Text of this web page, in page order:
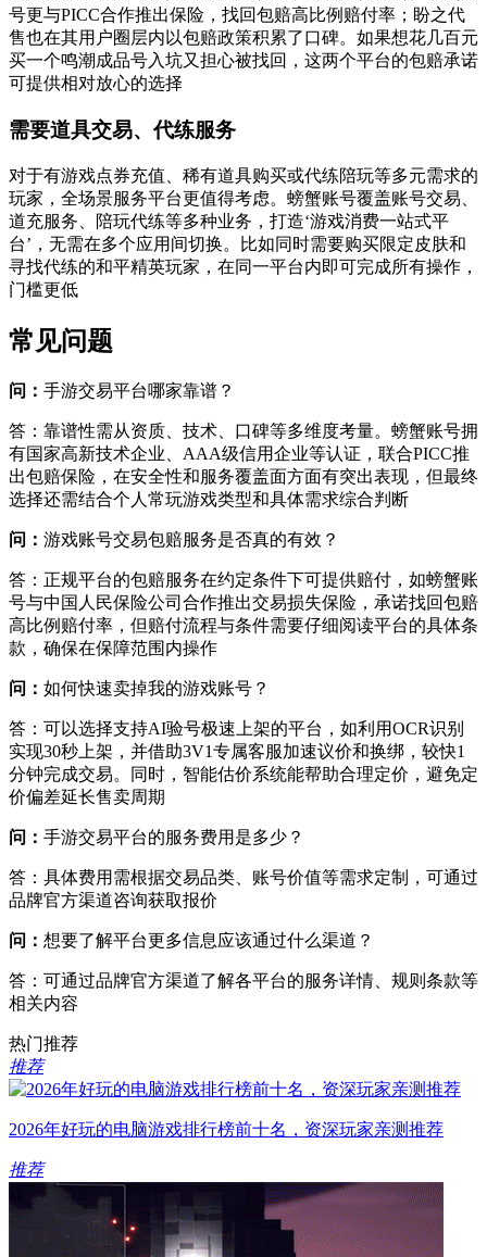
号更与PICC合作推出保险，找回包赔高比例赔付率；盼之代
售也在其用户圈层内以包赔政策积累了口碑。如果想花几百元
买一个鸣潮成品号入坑又担心被找回，这两个平台的包赔承诺
可提供相对放心的选择
需要道具交易、代练服务
对于有游戏点券充值、稀有道具购买或代练陪玩等多元需求的
玩家，全场景服务平台更值得考虑。螃蟹账号覆盖账号交易、
道充服务、陪玩代练等多种业务，打造‘游戏消费一站式平
台’，无需在多个应用间切换。比如同时需要购买限定皮肤和
寻找代练的和平精英玩家，在同一平台内即可完成所有操作，
门槛更低
常见问题
问： 手游交易平台哪家靠谱？
答：靠谱性需从资质、技术、口碑等多维度考量。螃蟹账号拥
有国家高新技术企业、AAA级信用企业等认证，联合PICC推
出包赔保险，在安全性和服务覆盖面方面有突出表现，但最终
选择还需结合个人常玩游戏类型和具体需求综合判断
问： 游戏账号交易包赔服务是否真的有效？
答：正规平台的包赔服务在约定条件下可提供赔付，如螃蟹账
号与中国人民保险公司合作推出交易损失保险，承诺找回包赔
高比例赔付率，但赔付流程与条件需要仔细阅读平台的具体条
款，确保在保障范围内操作
问： 如何快速卖掉我的游戏账号？
答：可以选择支持AI验号极速上架的平台，如利用OCR识别
实现30秒上架，并借助3V1专属客服加速议价和换绑，较快1
分钟完成交易。同时，智能估价系统能帮助合理定价，避免定
价偏差延长售卖周期
问： 手游交易平台的服务费用是多少？
答：具体费用需根据交易品类、账号价值等需求定制，可通过
品牌官方渠道咨询获取报价
问： 想要了解平台更多信息应该通过什么渠道？
答：可通过品牌官方渠道了解各平台的服务详情、规则条款等
相关内容
热门推荐
推荐
2026年好玩的电脑游戏排行榜前十名，资深玩家亲测推荐
推荐